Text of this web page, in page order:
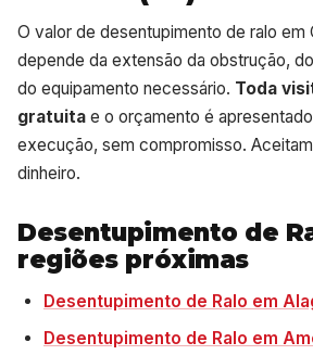
O valor de desentupimento de ralo em
depende da extensão da obstrução,
do equipamento necessário. Toda
gratuita e o orçamento é
execução, sem compromisso.
dinheiro.
Desentupimento de
regiões próximas
Desentupimento de Ralo em
Desentupimento de Ralo em